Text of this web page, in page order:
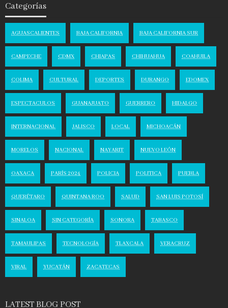
Categorías
AGUASCALIENTES BAJA CALIFORNIA BAJA CALIFORNIA SUR
CAMPECHE CDMX CHIAPAS CHIHUAHUA COAHUILA
COLIMA CULTURAL DEPORTES DURANGO EDOMEX
ESPECTACULOS GUANAJUATO GUERRERO HIDALGO
INTERNACIONAL JALISCO LOCAL MICHOACÁN
MORELOS NACIONAL NAYARIT NUEVO LEÓN
OAXACA PARÍS 2024 POLICIA POLITICA PUEBLA
QUERÉTARO QUINTANA ROO SALUD SAN LUIS POTOSÍ
SINALOA SIN CATEGORÍA SONORA TABASCO
TAMAULIPAS TECNOLOGÍA TLAXCALA VERACRUZ
VIRAL YUCATÁN ZACATECAS
LATEST BLOG POST